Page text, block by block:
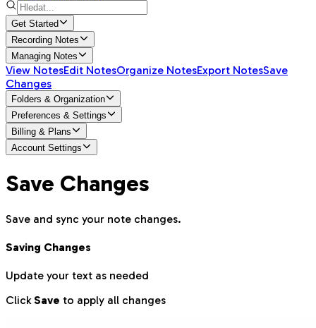
Get Started
Recording Notes
Managing Notes
View NotesEdit NotesOrganize NotesExport NotesSave
Changes
Folders & Organization
Preferences & Settings
Billing & Plans
Account Settings
Save Changes
Save and sync your note changes.
Saving Changes
Update your text as needed
ClickSave to apply all changes